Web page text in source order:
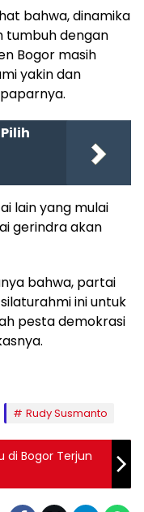
bahwa, dinamika
tumbuh dengan
Bogor masih
yakin dan
lain yang mulai
gerindra akan
bahwa, partai
ini untuk
pesta demokrasi
Rudy Susmanto
di Bogor Terjun